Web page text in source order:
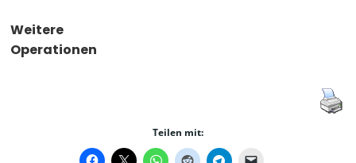
Weitere
Operationen
Teilen mit: